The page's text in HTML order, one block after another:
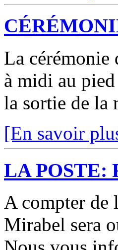
La cérémonie
à midi au
la sortie de la
[En savoir
LA POSTE:
A compter de
Mirabel sera